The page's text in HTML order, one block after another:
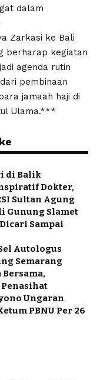
dalam
Zarkasi ke Bali
berharap kegiatan
agenda rutin
pembinaan
jamaah haji di
Ulama.***
di Balik
Dokter,
Sultan Agung
Gunung Slamet
Sampai
Autologus
Semarang
Bersama,
Ungaran
PBNU Per 26